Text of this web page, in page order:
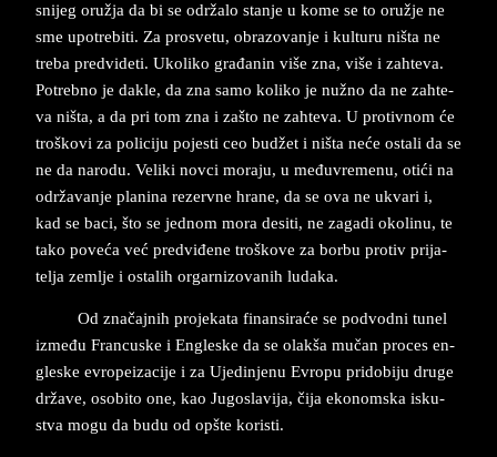
sni­jeg oružja da bi se održalo stan­je u kome se to oružje ne
sme upo­tre­bi­ti. Za pro­sve­tu, obra­zo­van­je i kul­tu­ru ništa ne
tre­ba pred­vi­de­ti. Uko­li­ko gra­đa­nin više zna, više i zah­te­va.
Po­treb­no je da­kle, da zna samo ko­li­ko je nužno da ne zah­te­
va ništa, a da pri tom zna i zašto ne zah­te­va. U pro­tiv­nom će
troškovi za po­li­­­ciju po­je­sti ceo budžet i ništa neće osta­li da se
ne da na­ro­du. Ve­li­ki nov­ci mo­ra­ju, u me­đu­vre­menu, otići na
održavan­je pla­ni­na re­zer­vne hra­ne, da se ova ne ukva­ri i,
kad se baci, što se­ jed­nom mora de­si­ti, ne za­ga­di oko­li­nu, te
tako poveća već pred­vi­đe­ne tro­ško­ve za bor­bu pro­tiv pri­ja­
tel­ja zem­lje i ostalih or­ga­rnizo­va­nih lu­da­ka.
Od značajnih pro­je­ka­ta finan­si­raće se pod­vod­ni tu­nel
iz­me­đu Fran­cu­ske i En­gle­ske da se olak­ša mučan pro­ces en­
gle­ske evro­pe­i­za­cije i za Uje­din­je­nu Evro­pu pri­do­bi­ju dru­ge
države, oso­bi­to one, kao Ju­go­sla­vi­ja, čija eko­nom­ska is­ku­
stva mogu da budu od op­šte ko­ri­sti.